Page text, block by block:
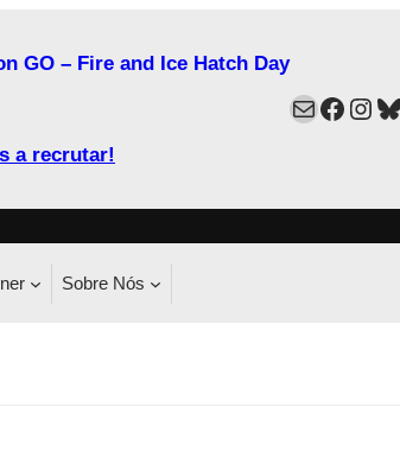
GO – Fire and Ice Hatch Day
a recrutar!
Mail
Sobre Nós